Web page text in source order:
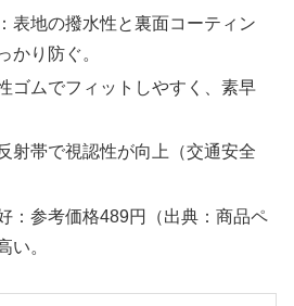
表地の撥水性と裏面コーティン
かり防ぐ。
ゴムでフィットしやすく、素早
射帯で視認性が向上（交通安全
：参考価格489円（出典：商品ペ
い。